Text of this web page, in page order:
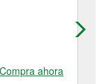
Compra ahora